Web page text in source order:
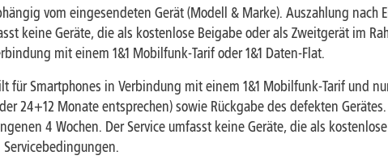
vom eingesendeten Gerät (Modell & Marke). Auszahlung nach
keine Geräte, die als kostenlose Beigabe oder als Zweitgerät im
mit einem 1&1 Mobilfunk-Tarif oder 1&1 Daten-Flat.
für Smartphones in Verbindung mit einem 1&1 Mobilfunk-Tarif und
24+12 Monate entsprechen) sowie Rückgabe des defekten
4 Wochen. Der Service umfasst keine Geräte, die als